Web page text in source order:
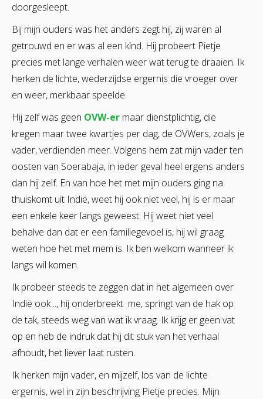
doorgesleept.
Bij mijn ouders was het anders zegt hij, zij waren al
getrouwd en er was al een kind. Hij probeert Pietje
precies met lange verhalen weer wat terug te draaien. Ik
herken de lichte, wederzijdse ergernis die vroeger over
en weer, merkbaar speelde.
Hij zelf was geen OVW-er maar dienstplichtig, die
kregen maar twee kwartjes per dag, de OVWers, zoals je
vader, verdienden meer. Volgens hem zat mijn vader ten
oosten van Soerabaja, in ieder geval heel ergens anders
dan hij zelf. En van hoe het met mijn ouders ging na
thuiskomt uit Indië, weet hij ook niet veel, hij is er maar
een enkele keer langs geweest. Hij weet niet veel
behalve dan dat er een familiegevoel is, hij wil graag
weten hoe het met mem is. Ik ben welkom wanneer ik
langs wil komen.
Ik probeer steeds te zeggen dat in het algemeen over
Indië ook .., hij onderbreekt me, springt van de hak op
de tak, steeds weg van wat ik vraag. Ik krijg er geen vat
op en heb de indruk dat hij dit stuk van het verhaal
afhoudt, het liever laat rusten.
Ik herken mijn vader, en mijzelf, los van de lichte
ergernis, wel in zijn beschrijving Pietje precies. Mijn